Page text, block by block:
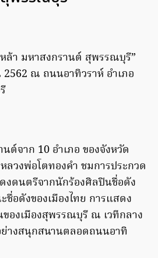
ล้า มหาสงกรานต์ สุพรรณบุรี”
ณ ถนนอาทิวราห์ อำเภอ
ต์จาก 10 อำเภอ ของจังหวัด
วงพ่อโตทองคำ ชมการประกวด
งดนตรีจากนักร้องศิลปินชื่อดัง
อดังของเมืองไทย การแสดง
องเมืองสุพรรณบุรี ณ เวทีกลาง
างสนุกสนานตลอดถนนอาทิ